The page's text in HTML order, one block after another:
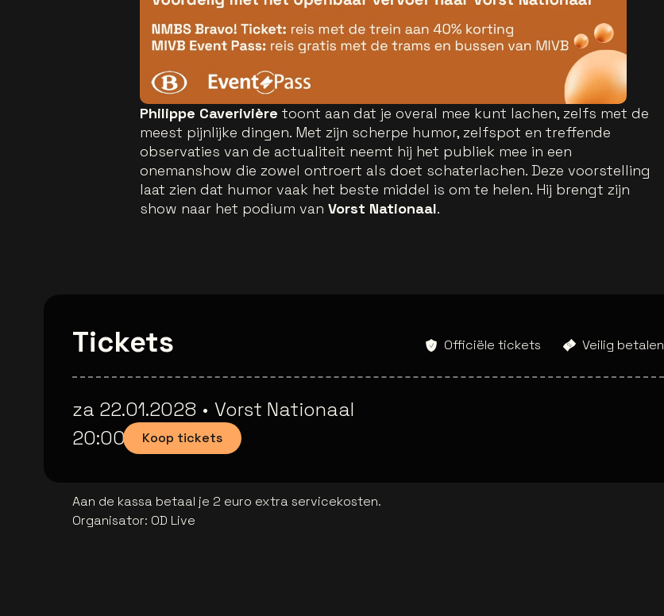
Philippe Caverivière toont aan dat je overal mee kunt lachen, zelfs met de
meest pijnlijke dingen. Met zijn scherpe humor, zelfspot en treffende
observaties van de actualiteit neemt hij het publiek mee in een
onemanshow die zowel ontroert als doet schaterlachen. Deze voorstelling
laat zien dat humor vaak het beste middel is om te helen. Hij brengt zijn
show naar het podium van Vorst Nationaal.
Tickets Officiële tickets Veilig betalen
za 22.01.2028 • Vorst Nationaal
20:00
Koop tickets
Aan de kassa betaal je 2 euro extra servicekosten.
Organisator: OD Live